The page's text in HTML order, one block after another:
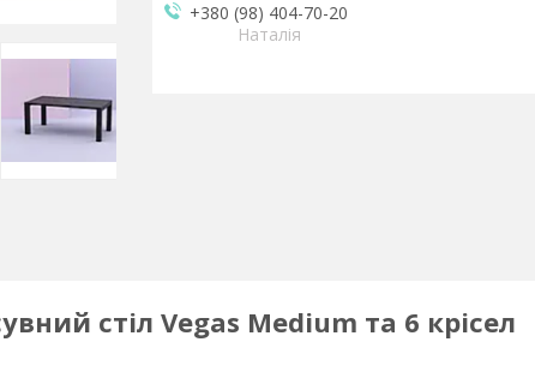
+380 (98) 404-70-20
Наталія
стіл Vegas Medium та 6 крісел